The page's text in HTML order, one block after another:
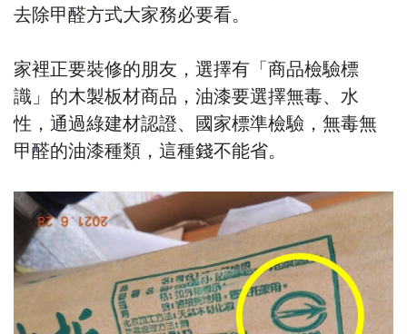
去除甲醛方式大家務必要看。
家裡正要裝修的朋友，選擇有「商品檢驗標
識」的木製板材商品，油漆要選擇無毒、水
性，通過綠建材認證、國家標準檢驗，無毒無
甲醛的油漆種類，這種錢不能省。